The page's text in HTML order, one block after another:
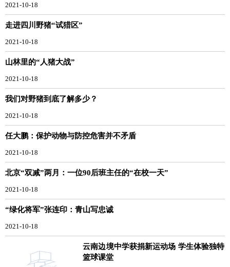
2021-10-18
走进四川野猪“试猎区”
2021-10-18
山林里的“人猪大战”
2021-10-18
我们对野猪到底了解多少？
2021-10-18
任大鹏：保护动物与防控危害并不矛盾
2021-10-18
北京“双减”两月：一位90后班主任的“在校一天”
2021-10-18
“绿化将军”张连印：青山写忠诚
2021-10-18
云南边境中学获捐新运动场 学生体验独特
篮球课堂